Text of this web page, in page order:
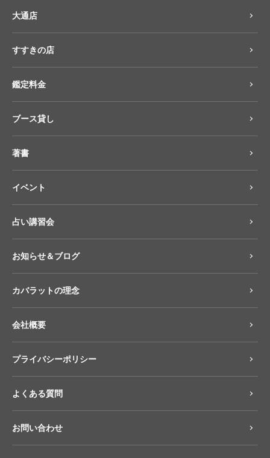
大通店
すすきの店
鑑定料金
ブース貸し
著書
イベント
占い講習会
お知らせ＆ブログ
カバラットの理念
会社概要
プライバシーポリシー
よくある質問
お問い合わせ